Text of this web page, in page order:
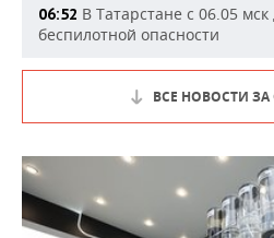
06:52 В Татарстане с 06.05
беспилотной опасности
ВСЕ НОВОСТИ ЗА